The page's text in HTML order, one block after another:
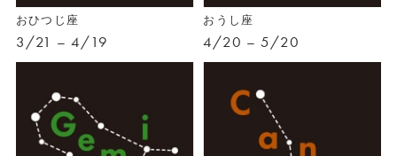
おひつじ座
3/21 – 4/19
おうし座
4/20 – 5/20